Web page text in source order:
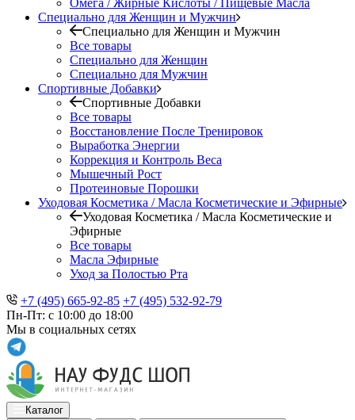
Омега / Жирные Кислоты / Пищевые Масла
Специально для Женщин и Мужчин
Специально для Женщин и Мужчин
Все товары
Специально для Женщин
Специально для Мужчин
Спортивные Добавки
Спортивные Добавки
Все товары
Восстановление После Тренировок
Выработка Энергии
Коррекция и Контроль Веса
Мышечный Рост
Протеиновые Порошки
Уходовая Косметика / Масла Косметические и Эфирные
Уходовая Косметика / Масла Косметические и
Эфирные
Все товары
Масла Эфирные
Уход за Полостью Рта
+7 (495) 665-92-85 +7 (495) 532-92-79
Пн-Пт: с 10:00 до 18:00
Мы в социальных сетях
Каталог